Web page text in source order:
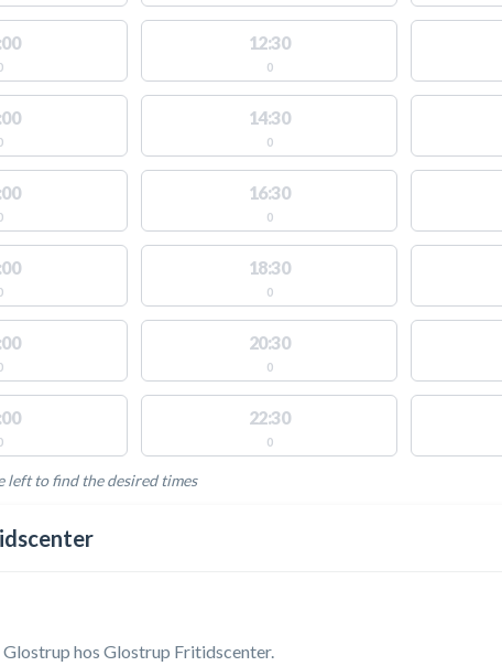
12:30
0
14:30
0
16:30
0
18:30
0
20:30
0
22:30
0
left to find the desired times
ACTIVITIES
hos Glostrup Fritidscenter.